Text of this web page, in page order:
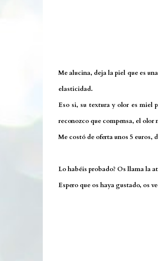
Me alucina, deja la piel que es
elasticidad.
Eso si, su textura y olor es miel
reconozco que compensa, el olor
Me costó de oferta unos 5 euros,
Lo habéis probado? Os llama la
Espero que os haya gustado, os